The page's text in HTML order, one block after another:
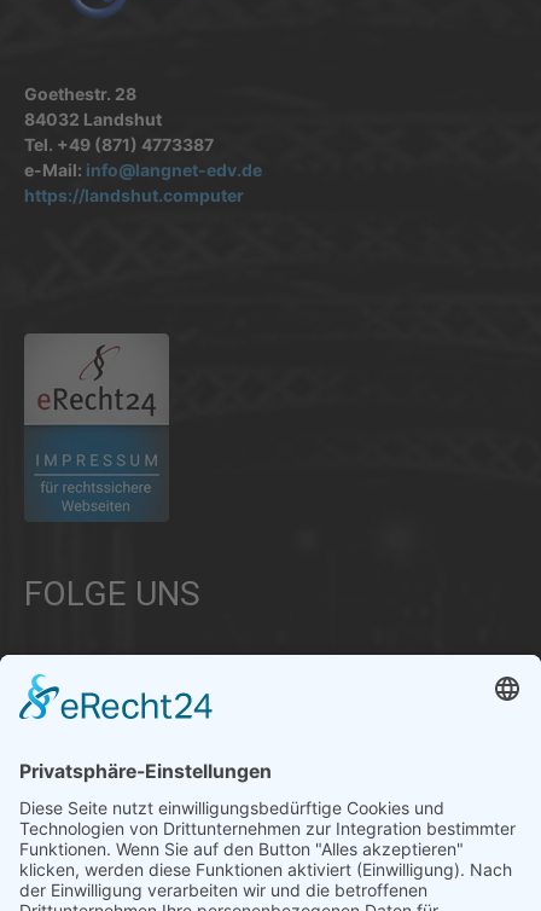
Goethestr. 28
84032 Landshut
Tel. +49 (871) 4773387
e-Mail: info@langnet-edv.de
https://landshut.computer
FOLGE UNS
Informationen aus Politik – Wirtschaft – Kultur – Umwelt –
Gesellschaft - Polizei und Feuerwehr – für die Region Bayern